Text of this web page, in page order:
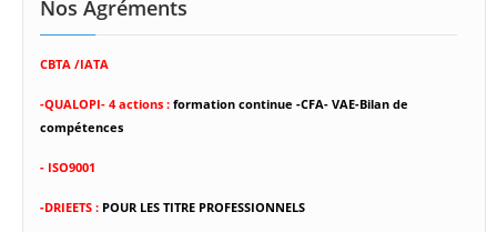
Nos Agréments
CBTA /IATA
-QUALOPI- 4 actions : formation continue -CFA- VAE-Bilan de
compétences
- ISO9001
-DRIEETS : POUR LES TITRE PROFESSIONNELS